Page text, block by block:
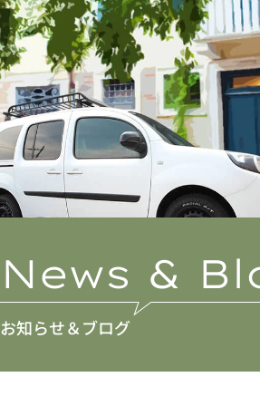
News &
お知らせ＆ブログ